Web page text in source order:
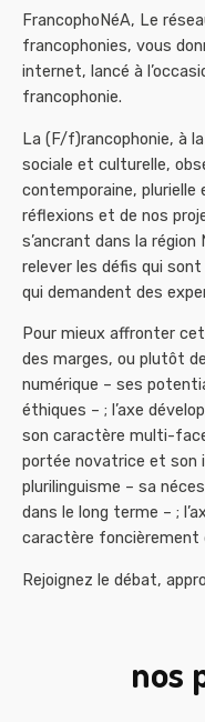
FrancophoNéA, Le
francophonies, vous
internet, lancé à
francophonie.
La (F/f)rancophonie, à
sociale et culturelle,
contemporaine,
réflexions et de nos
s’ancrant dans la
relever les défis qui
qui demandent des
Pour mieux affronter
des marges, ou plutôt
numérique – ses
éthiques – ; l’axe
son caractère multi-
portée novatrice et son
plurilinguisme – sa
dans le long terme – ;
caractère foncièrement
Rejoignez le débat,
nos